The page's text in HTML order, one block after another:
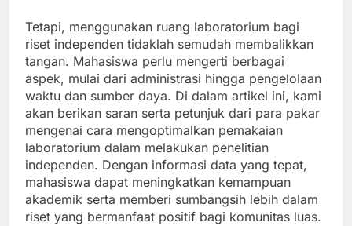
Tetapi, menggunakan ruang laboratorium bagi
riset independen tidaklah semudah membalikkan
tangan. Mahasiswa perlu mengerti berbagai
aspek, mulai dari administrasi hingga pengelolaan
waktu dan sumber daya. Di dalam artikel ini, kami
akan berikan saran serta petunjuk dari para pakar
mengenai cara mengoptimalkan pemakaian
laboratorium dalam melakukan penelitian
independen. Dengan informasi data yang tepat,
mahasiswa dapat meningkatkan kemampuan
akademik serta memberi sumbangsih lebih dalam
riset yang bermanfaat positif bagi komunitas luas.